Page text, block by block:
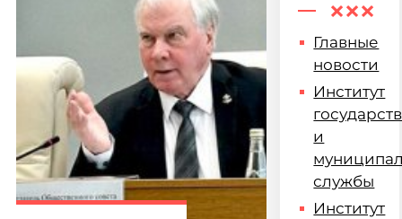
Главные
новости
Институт
и
службы
Институт